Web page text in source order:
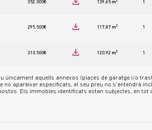
352.000€ 139.65 m2 1
295.500€ 117.87 m2 1
310.500€ 120.92 m2 1
únicament aquells annexos (places de garatge i/o
aparèixer especificats, el seu preu no s'entendrà
Els immobles identificats estan subjectes, en tot